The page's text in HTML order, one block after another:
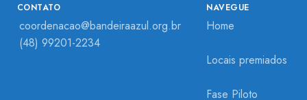
NAVEGUE
Home
Locais premiados
Fase Piloto
CONTATO
coordenacao@bandeiraazul.org.br
(48) 99201-2234